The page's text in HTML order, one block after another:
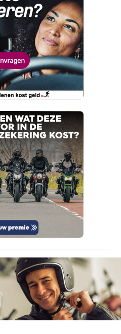
het alleen voor een
(optioneel)
proefrit aan
goed mogelijk bij de
Lees hier meer over in
.
(optioneel)
mijn vraag
je persoonsgegevens
goed mogelijk bij de
Lees hier meer over in
.
van onze
dankjewel!
(optioneel)
door